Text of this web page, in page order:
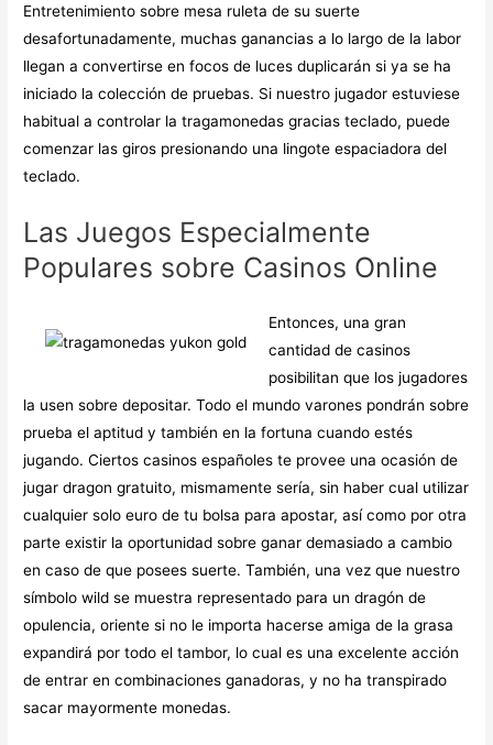
Entretenimiento sobre mesa ruleta de su suerte
desafortunadamente, muchas ganancias a lo largo de la labor
llegan a convertirse en focos de luces duplicarán si ya se ha
iniciado la colección de pruebas. Si nuestro jugador estuviese
habitual a controlar la tragamonedas gracias teclado, puede
comenzar las giros presionando una lingote espaciadora del
teclado.
Las Juegos Especialmente
Populares sobre Casinos Online
Entonces, una gran
cantidad de casinos
posibilitan que los jugadores
la usen sobre depositar. Todo el mundo varones pondrán sobre
prueba el aptitud y también en la fortuna cuando estés
jugando. Ciertos casinos españoles te provee una ocasión de
jugar dragon gratuito, mismamente serí­a, sin haber cual utilizar
cualquier solo euro de tu bolsa para apostar, así­ como por otra
parte existir la oportunidad sobre ganar demasiado a cambio
en caso de que posees suerte. También, una vez que nuestro
símbolo wild se muestra representado para un dragón de
opulencia, oriente si no le importa hacerse amiga de la grasa
expandirá por todo el tambor, lo cual es una excelente acción
de entrar en combinaciones ganadoras, y no ha transpirado
sacar mayormente monedas.